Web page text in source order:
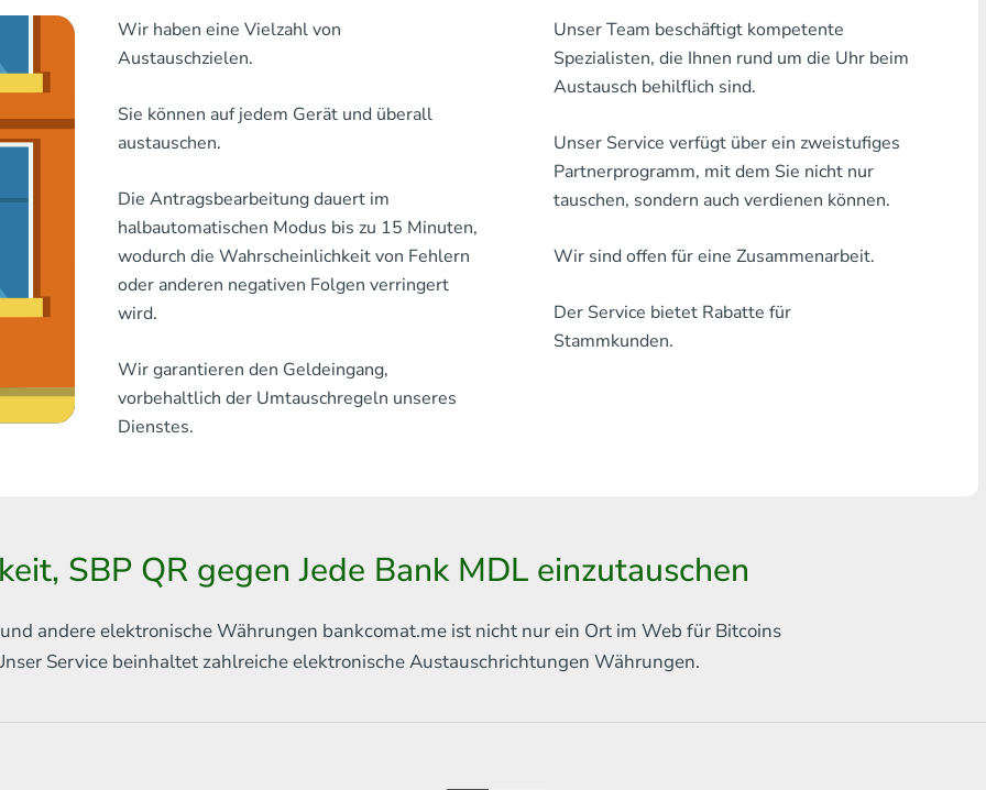
Jede Bank MDL
Jede Bank AMD
Jede Bank KGS
Jede Bank USZ
Jede Bank THB
Ethereum
Wir haben eine Vielzahl von
Austauschzielen.
Sie können auf jedem Gerät und überall
austauschen.
Die Antragsbearbeitung dauert im
halbautomatischen Modus bis zu 15 Minuten,
wodurch die Wahrscheinlichkeit von Fehlern
oder anderen negativen Folgen verringert
wird.
Wir garantieren den Geldeingang,
vorbehaltlich der Umtauschregeln unseres
Dienstes.
Unser Team beschäftigt kompetente
Spezialisten, die Ihnen rund um die Uhr beim
Austausch behilflich sind.
Unser Service verfügt über ein zweistufiges
Partnerprogramm, mit dem Sie nicht nur
tauschen, sondern auch verdienen können.
Wir sind offen für eine Zusammenarbeit.
Der Service bietet Rabatte für
Stammkunden.
SBP QR gegen Jede Bank MDL einzutauschen
andere elektronische Währungen bankcomat.me ist nicht nur ein Ort im Web für Bitcoins
Service beinhaltet zahlreiche elektronische Austauschrichtungen Währungen.